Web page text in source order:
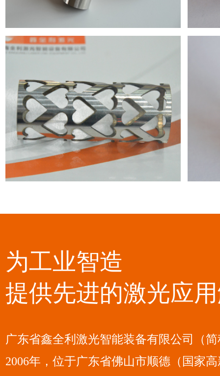
为工业智造
提供先进的激光应
广东省鑫全利激光智能装备有限公司（
2006年，位于广东省佛山市顺德（国家